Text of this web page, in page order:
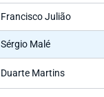
Francisco Julião
Sérgio Malé
Duarte Martins